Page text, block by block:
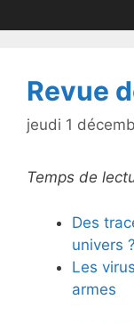
Revue
jeudi 1
Temps de
Des
univers ?
Les
armes